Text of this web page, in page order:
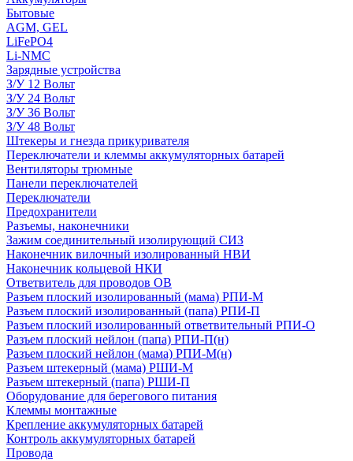
Бытовые
AGM, GEL
LiFePO4
Li-NMC
Зарядные устройства
З/У 12 Вольт
З/У 24 Вольт
З/У 36 Вольт
З/У 48 Вольт
Штекеры и гнезда прикуривателя
Переключатели и клеммы аккумуляторных батарей
Вентиляторы трюмные
Панели переключателей
Переключатели
Предохранители
Разъемы, наконечники
Зажим соединительный изолирующий СИЗ
Наконечник вилочный изолированный НВИ
Наконечник кольцевой НКИ
Ответвитель для проводов ОВ
Разъем плоский изолированный (мама) РПИ-М
Разъем плоский изолированный (папа) РПИ-П
Разъем плоский изолированный ответвительный РПИ-О
Разъем плоский нейлон (папа) РПИ-П(н)
Разъем плоский нейлон (мама) РПИ-М(н)
Разъем штекерный (мама) РШИ-М
Разъем штекерный (папа) РШИ-П
Оборудование для берегового питания
Клеммы монтажные
Крепление аккумуляторных батарей
Контроль аккумуляторных батарей
Провода